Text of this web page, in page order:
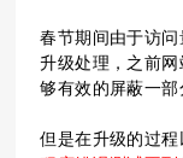
春节期间由于访
升级处理，之前
够有效的屏蔽一部
但是在升级的过